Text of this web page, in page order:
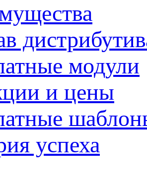
модули
и цены
успеха